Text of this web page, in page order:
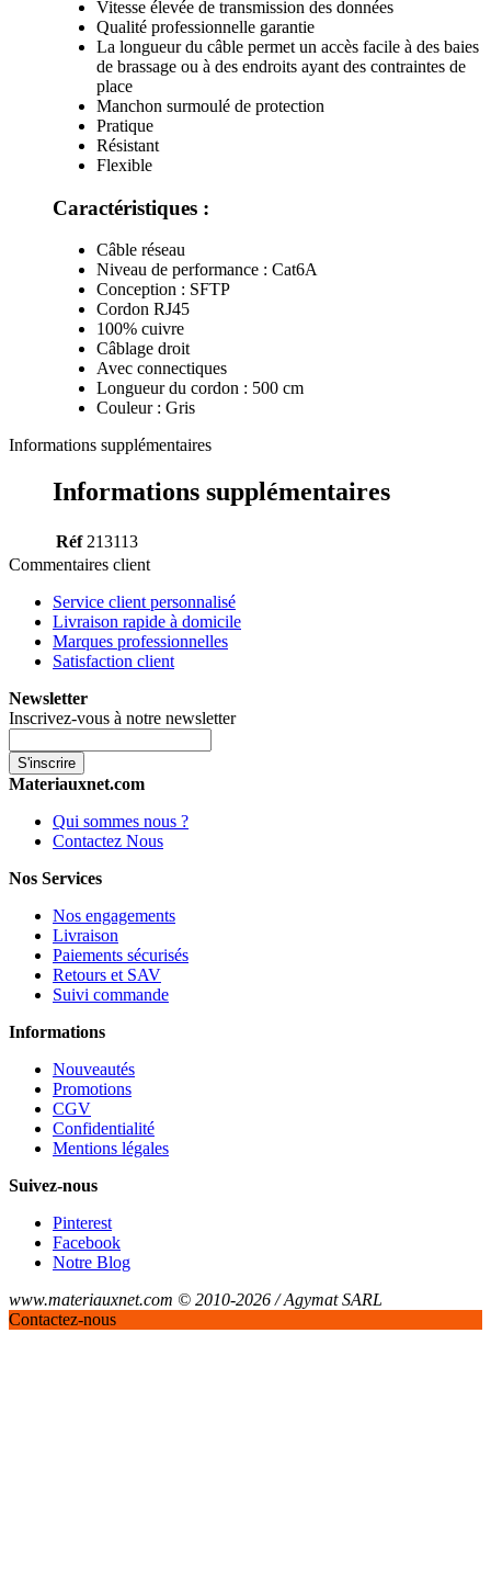
Vitesse élevée de transmission des données
Qualité professionnelle garantie
La longueur du câble permet un accès facile à des baies
de brassage ou à des endroits ayant des contraintes de
place
Manchon surmoulé de protection
Pratique
Résistant
Flexible
Caractéristiques :
Câble réseau
Niveau de performance : Cat6A
Conception : SFTP
Cordon RJ45
100% cuivre
Câblage droit
Avec connectiques
Longueur du cordon : 500 cm
Couleur : Gris
Informations supplémentaires
Informations supplémentaires
Réf 213113
Commentaires client
Service client personnalisé
Livraison rapide à domicile
Marques professionnelles
Satisfaction client
Newsletter
Inscrivez-vous à notre newsletter
S'inscrire
Materiauxnet.com
Qui sommes nous ?
Contactez Nous
Nos Services
Nos engagements
Livraison
Paiements sécurisés
Retours et SAV
Suivi commande
Informations
Nouveautés
Promotions
CGV
Confidentialité
Mentions légales
Suivez-nous
Pinterest
Facebook
Notre Blog
www.materiauxnet.com © 2010-2026 / Agymat SARL
Contactez-nous